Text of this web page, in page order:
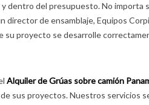
dentro del presupuesto. No importa
director de ensamblaje, Equipos
su proyecto se desarrolle
Alquiler de Grúas sobre camión
sus proyectos. Nuestros servicios